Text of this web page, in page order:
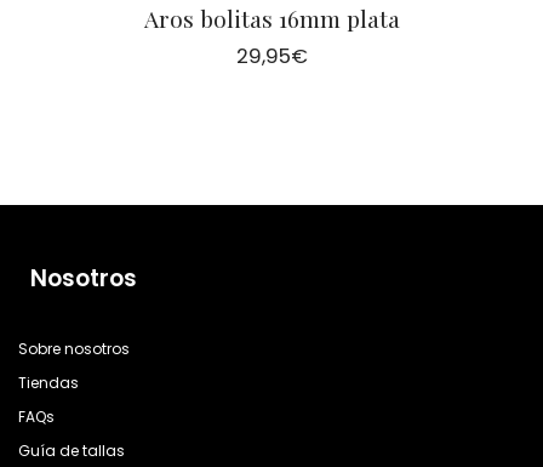
Aros bolitas 16mm plata
29,95€
Nosotros
Sobre nosotros
Tiendas
FAQs
Guía de tallas